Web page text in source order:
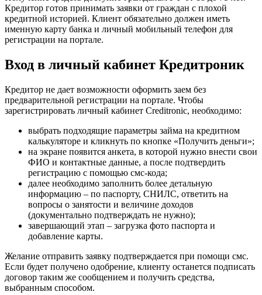
Кредитор готов принимать заявки от граждан с плохой
кредитной историей. Клиент обязательно должен иметь
именную карту банка и личный мобильный телефон для
регистрации на портале.
Вход в личный кабинет Кредитроник
Кредитор не дает возможности оформить заем без
предварительной регистрации на портале. Чтобы
зарегистрировать личный кабинет Creditronic, необходимо:
выбрать подходящие параметры займа на кредитном
калькуляторе и кликнуть по кнопке «Получить деньги»;
на экране появится анкета, в которой нужно внести свои
ФИО и контактные данные, а после подтвердить
регистрацию с помощью смс-кода;
далее необходимо заполнить более детальную
информацию – по паспорту, СНИЛС, ответить на
вопросы о занятости и величине доходов
(документально подтверждать не нужно);
завершающий этап – загрузка фото паспорта и
добавление карты.
Желание отправить заявку подтверждается при помощи смс.
Если будет получено одобрение, клиенту останется подписать
договор таким же сообщением и получить средства,
выбранным способом.